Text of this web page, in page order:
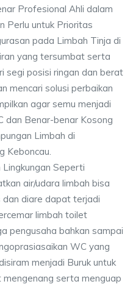
Profesional Ahli dalam
Perlu untuk Prioritas
pada Limbah Tinja di
yang tersumbat serta
segi posisi ringan dan berat
mencari solusi perbaikan
agar semu menjadi
dan Benar-benar Kosong
Limbah di
Keboncau.
Seperti
air/udara limbah bisa
diare dapat terjadi
limbah toilet
pengusaha bahkan sampai
WC yang
menjadi Buruk untuk
serta menguap